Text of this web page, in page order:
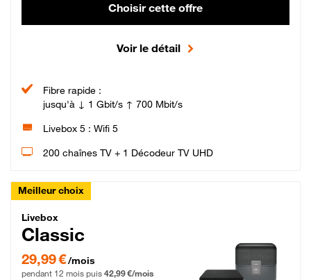
Choisir cette offre
Voir le détail
Fibre rapide :
jusqu'à ↓ 1 Gbit/s ↑ 700 Mbit/s
Livebox 5 : Wifi 5
200 chaînes TV + 1 Décodeur TV UHD
Meilleur choix
Livebox Classic Fibre
Livebox
Classic
29,99 € par mois pendant 12 mois puis 42,99 € par mois, Engagement 12 mois
29,99 €/mois
pendant 12 mois puis 42,99 €/mois